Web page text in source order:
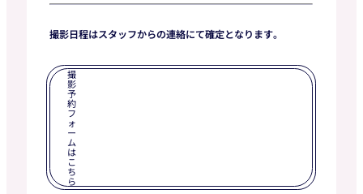
撮影日程はスタッフからの連絡にて確定となります。
撮
影
予
約
フ
ォ
ー
ム
は
こ
ち
ら